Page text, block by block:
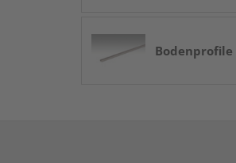
Bodenprofile